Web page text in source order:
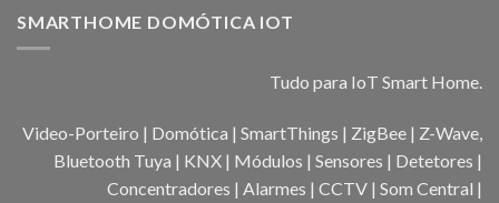
SMARTHOME DOMÓTICA IOT
Tudo para IoT Smart Home.
Video-Porteiro | Domótica | SmartThings | ZigBee | Z-Wave,
Bluetooth Tuya | KNX | Módulos | Sensores | Detetores |
Concentradores | Alarmes | CCTV | Som Central |